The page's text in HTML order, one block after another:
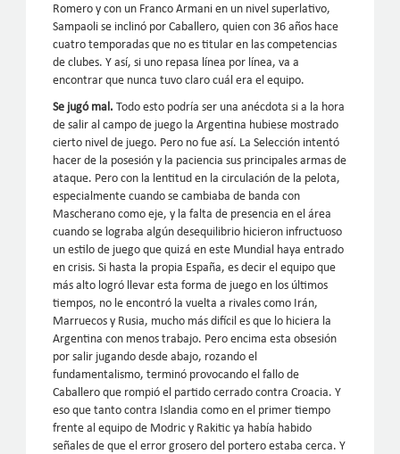
Romero y con un Franco Armani en un nivel superlativo,
Sampaoli se inclinó por Caballero, quien con 36 años hace
cuatro temporadas que no es titular en las competencias
de clubes. Y así, si uno repasa línea por línea, va a
encontrar que nunca tuvo claro cuál era el equipo.
Se jugó mal. Todo esto podría ser una anécdota si a la hora
de salir al campo de juego la Argentina hubiese mostrado
cierto nivel de juego. Pero no fue así. La Selección intentó
hacer de la posesión y la paciencia sus principales armas de
ataque. Pero con la lentitud en la circulación de la pelota,
especialmente cuando se cambiaba de banda con
Mascherano como eje, y la falta de presencia en el área
cuando se lograba algún desequilibrio hicieron infructuoso
un estilo de juego que quizá en este Mundial haya entrado
en crisis. Si hasta la propia España, es decir el equipo que
más alto logró llevar esta forma de juego en los últimos
tiempos, no le encontró la vuelta a rivales como Irán,
Marruecos y Rusia, mucho más difícil es que lo hiciera la
Argentina con menos trabajo. Pero encima esta obsesión
por salir jugando desde abajo, rozando el
fundamentalismo, terminó provocando el fallo de
Caballero que rompió el partido cerrado contra Croacia. Y
eso que tanto contra Islandia como en el primer tiempo
frente al equipo de Modric y Rakitic ya había habido
señales de que el error grosero del portero estaba cerca. Y